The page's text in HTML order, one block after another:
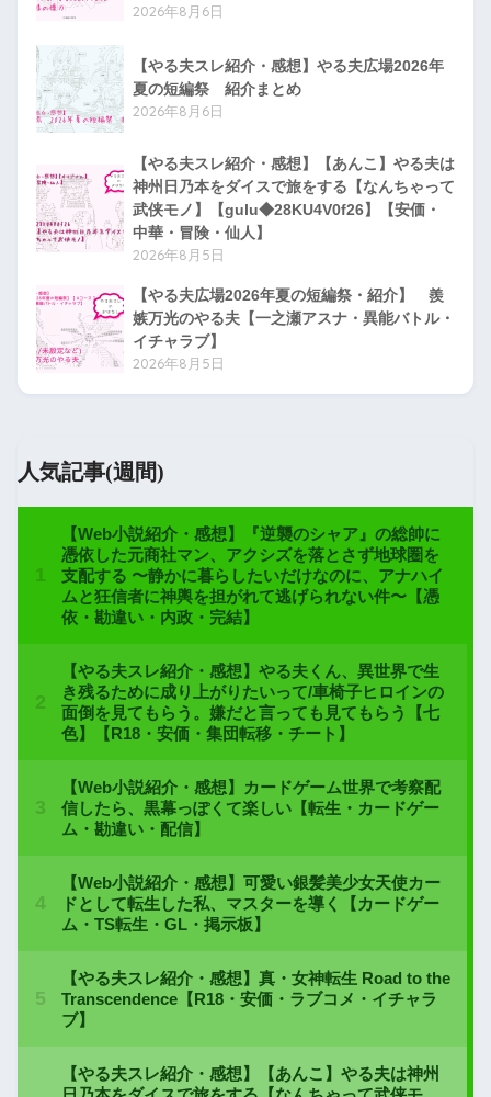
2026年8月6日
【やる夫スレ紹介・感想】やる夫広場2026年
夏の短編祭 紹介まとめ
2026年8月6日
【やる夫スレ紹介・感想】【あんこ】やる夫は
神州日乃本をダイスで旅をする【なんちゃって
武侠モノ】【gulu◆28KU4V0f26】【安価・
中華・冒険・仙人】
2026年8月5日
【やる夫広場2026年夏の短編祭・紹介】 羨
嫉万光のやる夫【一之瀬アスナ・異能バトル・
イチャラブ】
2026年8月5日
人気記事(週間)